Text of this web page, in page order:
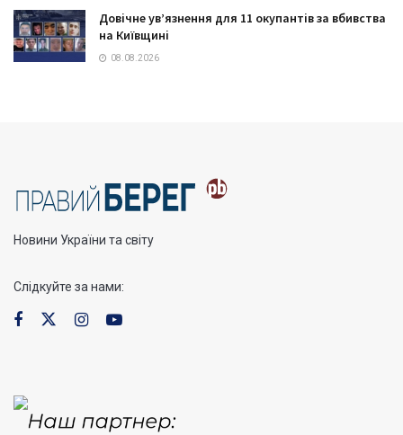
Довічне ув’язнення для 11 окупантів за вбивства
на Київщині
08.08.2026
Новини України та світу
Слідкуйте за нами: